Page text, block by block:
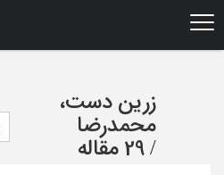
زرین دست،
محمدرضا
/ 29 مقاله